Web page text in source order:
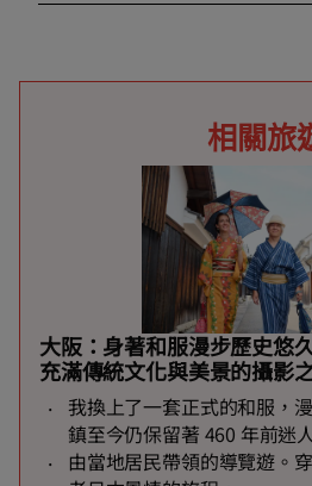
相關旅
大阪：身著和服漫步歷史悠
充滿傳統文化與美景的攝影
我換上了一套正式的和服，
鎮至今仍保留著 460 年前迷
由當地居民帶領的導覽遊。